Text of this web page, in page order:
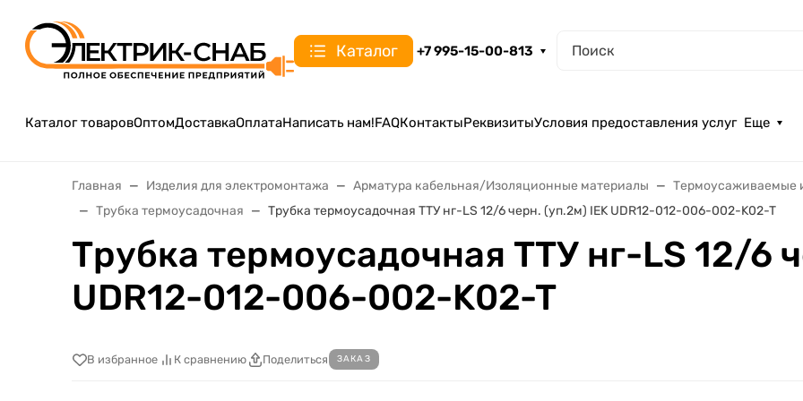
Каталог +7 995-15-00-813
Каталог товаровОптомДоставкаОплатаНаписать нам!FAQКонтактыРеквизитыУсловия предоставления услуг Еще
Главная Изделия для электромонтажа Арматура кабельная/Изоляционные материалы
Термоусаживаемые
Трубка термоусадочная
Трубка термоусадочная ТТУ нг-LS 12/6 черн. (уп.2м) IEK UDR12-012-006-002-K02-T
Трубка термоусадочная ТТУ нг-LS 12/6
UDR12-012-006-002-K02-T
В избранное К сравнению Поделиться ЗАКАЗ